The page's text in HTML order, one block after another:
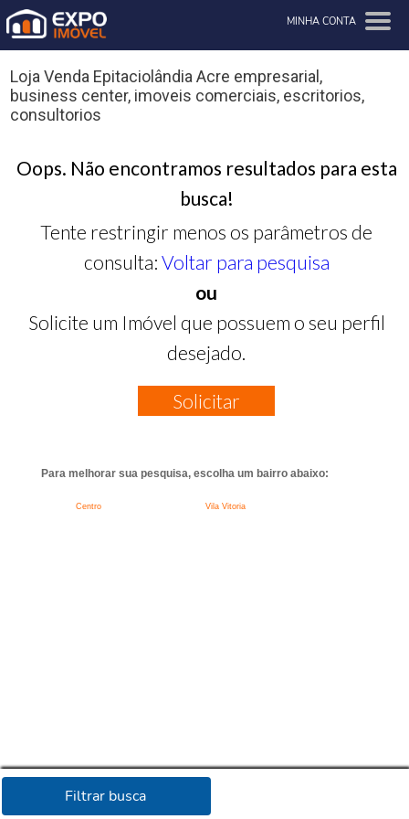
MINHA CONTA
Filtrar busca
Loja Venda Epitaciolândia Acre empresarial,
business center, imoveis comerciais, escritorios,
consultorios
Oops. Não encontramos resultados para esta
busca!
Tente restringir menos os parâmetros de
consulta: Voltar para pesquisa
ou
Solicite um Imóvel que possuem o seu perfil
desejado.
Solicitar
Para melhorar sua pesquisa, escolha um bairro abaixo:
Centro Vila Vitoria